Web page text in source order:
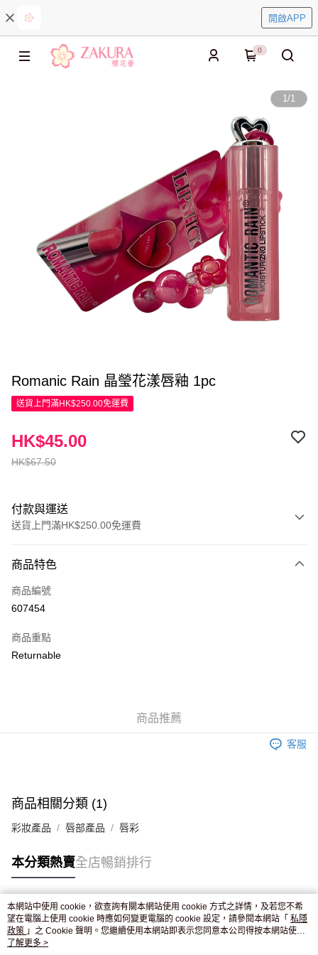
開啟APP
0
1/1
Romanic Rain 晶瑩花漾唇釉 1pc
送貨上門滿HK$250.00免運費
HK$67.50
HK$45.00
付款與運送
送貨上門滿HK$250.00免運費
信用卡
Apple Pay
WeChat Pay
JD京東物流，訂單確認發貨後2-4個工作天送達
商品特色
商品編號
607454
商品重點
Returnable
商品推薦
客服
商品相關分類 (1)
彩妝產品 唇部產品 唇彩
本分類熱賣全店暢銷排行
熱門標籤
熱銷排行
本網站中使用 cookie，欲查詢有關本網站使用 cookie 方式之詳情，及若您不希
望在電腦上使用 cookie 時應如何變更電腦的 cookie 設定，請參閱本網站「 私隱
政策 」之 Cookie 聲明。您繼續使用本網站即表示您同意本公司得按本網站使用
條款之 Cookie 聲明使用 cookie。
了解更多 >